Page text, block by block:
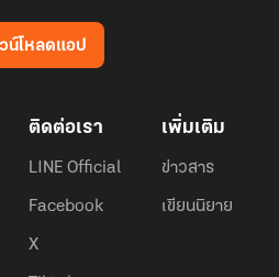
น์โหลดแอป
ติดต่อเรา
LINE Official
Facebook
X
เพิ่มเติม
ข่าวสาร
เขียนนิยาย